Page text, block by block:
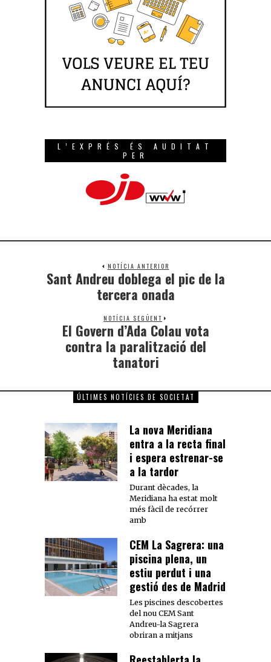
L’EXPRÉS ÉS AUDITAT
PER
NOTÍCIA ANTERIOR
Sant Andreu doblega el pic de la
tercera onada
NOTÍCIA SEGÜENT
El Govern d’Ada Colau vota
contra la paralització del
tanatori
ÚLTIMES NOTÍCIES DE SOCIETAT
La nova Meridiana
entra a la recta final
i espera estrenar-se
a la tardor
Durant dècades, la
Meridiana ha estat molt
més fàcil de recórrer
amb
CEM La Sagrera: una
piscina plena, un
estiu perdut i una
gestió des de Madrid
Les piscines descobertes
del nou CEM Sant
Andreu-la Sagrera
obriran a mitjans